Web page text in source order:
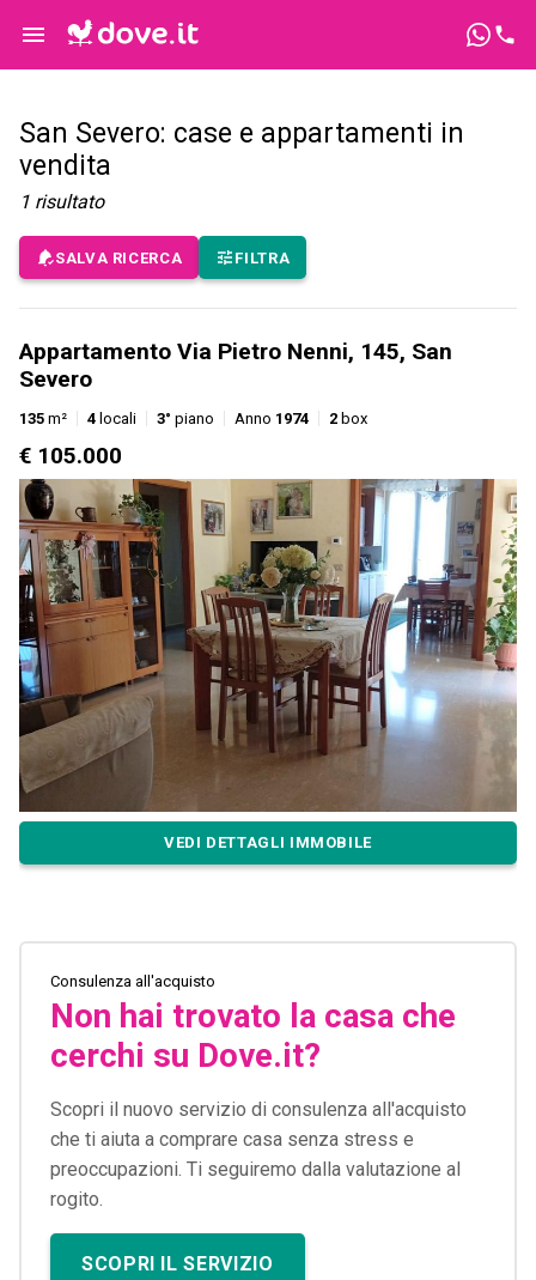
San Severo: case e appartamenti in
vendita
1 risultato
SALVA RICERCA FILTRA
Appartamento Via Pietro Nenni, 145, San
Severo
135 m² 4 locali 3° piano Anno 1974 2 box
€ 105.000
VEDI DETTAGLI IMMOBILE
Consulenza all'acquisto
Non hai trovato la casa che
cerchi su Dove.it?
Scopri il nuovo servizio di consulenza all'acquisto
che ti aiuta a comprare casa senza stress e
preoccupazioni. Ti seguiremo dalla valutazione al
rogito.
SCOPRI IL SERVIZIO